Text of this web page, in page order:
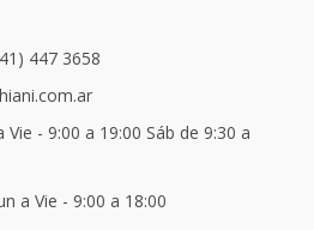
447 3658
Vie - 9:00 a 19:00 Sáb de 9:30 a
a Vie - 9:00 a 18:00